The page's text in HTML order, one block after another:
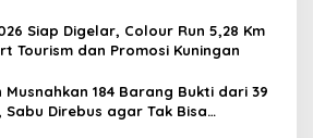
Siap Digelar, Colour Run 5,28 Km
Tourism dan Promosi Kuningan
Musnahkan 184 Barang Bukti dari 39
Direbus agar Tak Bisa